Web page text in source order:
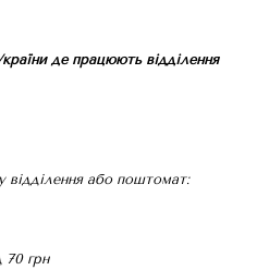
де працюють відділення
або поштомат:
70 грн